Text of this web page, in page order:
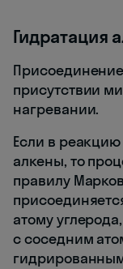
Гидратация
присутствии
нагревании.
Если в
алкены, то
правилу
атому
с соседним